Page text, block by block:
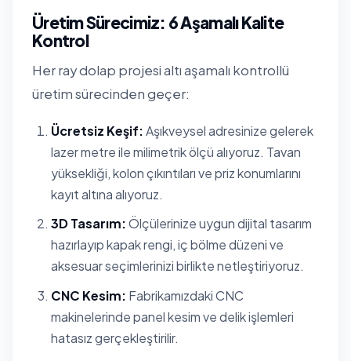
Üretim Sürecimiz: 6 Aşamalı Kalite
Kontrol
Her ray dolap projesi altı aşamalı kontrollü
üretim sürecinden geçer:
Ücretsiz Keşif:Aşıkveysel adresinize gelerek
lazer metre ile milimetrik ölçü alıyoruz. Tavan
yüksekliği, kolon çıkıntıları ve priz konumlarını
kayıt altına alıyoruz.
3D Tasarım:Ölçülerinize uygun dijital tasarım
hazırlayıp kapak rengi, iç bölme düzeni ve
aksesuar seçimlerinizi birlikte netleştiriyoruz.
CNC Kesim: Fabrikamızdaki CNC
makinelerinde panel kesim ve delik işlemleri
hatasız gerçekleştirilir.